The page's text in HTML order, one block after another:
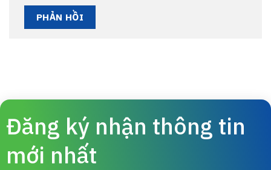
Đăng ký nhận thông tin
mới nhất